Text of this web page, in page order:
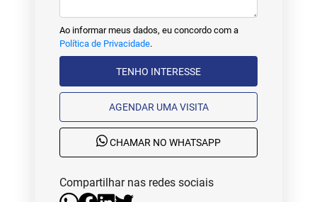
Ao informar meus dados, eu concordo com a
Política de Privacidade.
TENHO INTERESSE
AGENDAR UMA VISITA
CHAMAR NO WHATSAPP
Compartilhar nas redes sociais